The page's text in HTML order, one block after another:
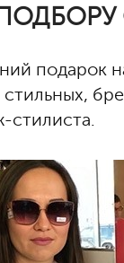
подарок
стилиста.